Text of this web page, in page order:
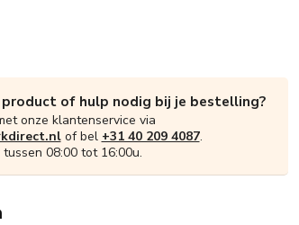
of hulp nodig bij je bestelling?
onze klantenservice via
of bel +31 40 209 4087.
08:00 tot 16:00u.